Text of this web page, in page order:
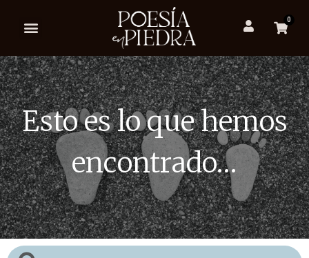
0
Esto es lo que hemos
encontrado…